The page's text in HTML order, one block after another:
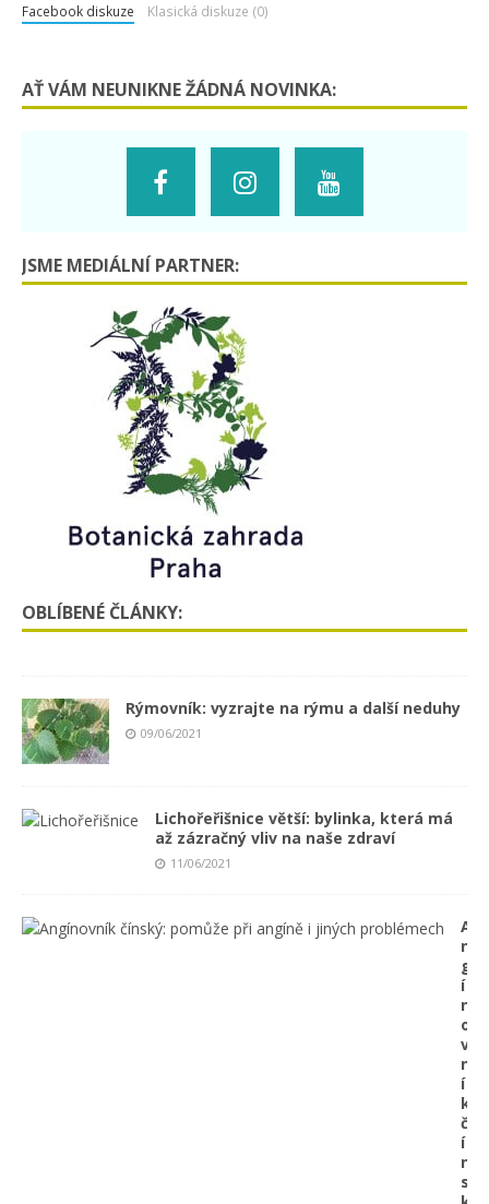
Facebook diskuze Klasická diskuze (0)
AŤ VÁM NEUNIKNE ŽÁDNÁ NOVINKA:
JSME MEDIÁLNÍ PARTNER:
OBLÍBENÉ ČLÁNKY:
Rýmovník: vyzrajte na rýmu a další neduhy
09/06/2021
Lichořeřišnice větší: bylinka, která má
až zázračný vliv na naše zdraví
11/06/2021
A
n
g
í
n
o
v
n
í
k
č
í
n
s